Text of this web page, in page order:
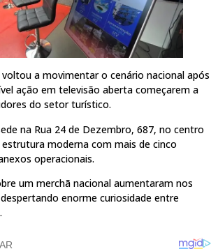
voltou a movimentar o cenário nacional após
ação em televisão aberta começarem a
do setor turístico.
na Rua 24 de Dezembro, 687, no centro
moderna com mais de cinco
operacionais.
um merchã nacional aumentaram nos
enorme curiosidade entre